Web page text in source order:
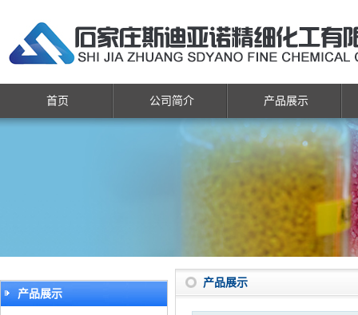
首页 公司简介 产品展示
产品展示
产品展示